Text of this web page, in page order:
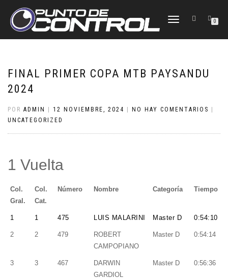
CAMBIAR
0
FINAL PRIMER COPA MTB PAYSANDU
2024
POR ADMIN 12 NOVIEMBRE, 2024 NO HAY COMENTARIOS
UNCATEGORIZED
1 Vuelta
Col.
Gral.
Col.
Cat.
Número Nombre Categoría Tiempo
1 1 475 LUIS MALARINI Master D 0:54:10
2 2 479
ROBERT
CAMPOPIANO
Master D 0:54:14
3 3 467
DARWIN
GARDIOL
Master D 0:56:36